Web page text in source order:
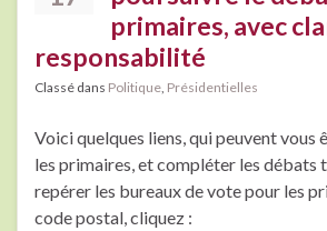
primaires, avec
responsabilité
Classé dans Politique Présidentielles
Voici quelques liens, qui peuvent vous
les primaires, et compléter les débats
repérer les bureaux de vote pour les
code postal, cliquez :